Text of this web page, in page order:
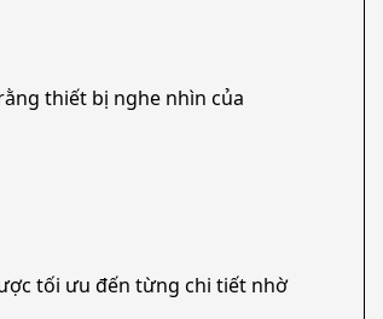
thiết bị nghe nhìn của
tối ưu đến từng chi tiết nhờ